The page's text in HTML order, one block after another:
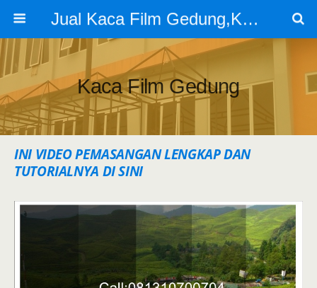
Jual Kaca Film Gedung,Kaca Film 3m
Kaca Film Gedung
INI VIDEO PEMASANGAN LENGKAP DAN
TUTORIALNYA DI SINI